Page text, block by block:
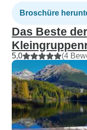
Broschüre
Das Beste
5,0 (4